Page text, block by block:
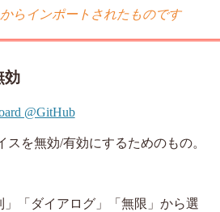
らインポートされたものです
効
@GitHub
スを無効/有効にするためのもの。
」「ダイアログ」「無限」から選